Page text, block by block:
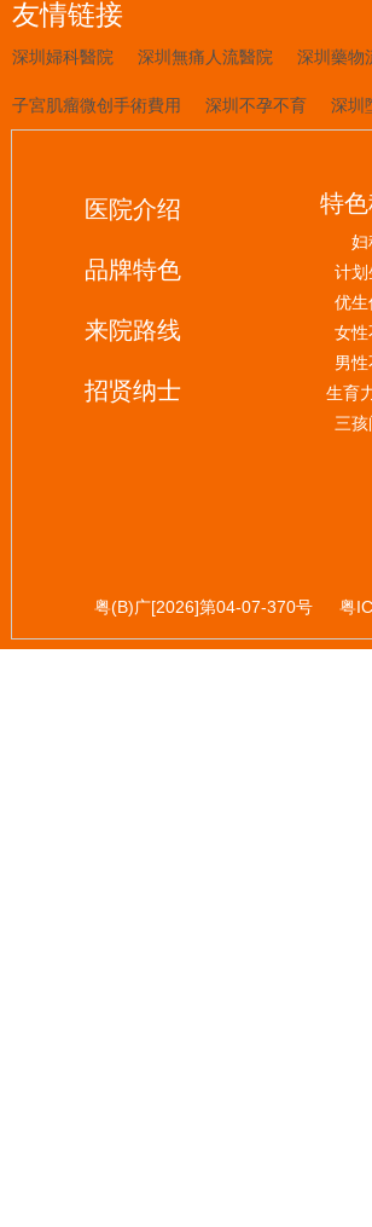
友情链接
深圳婦科醫院 深圳無痛人流醫院 深圳藥物
子宮肌瘤微创手術費用 深圳不孕不育 深圳
医院介绍
品牌特色
来院路线
招贤纳士
特
妇
计划
优生
女性
男
生育
三
粤(B)广[2026]第04-07-370号 粤